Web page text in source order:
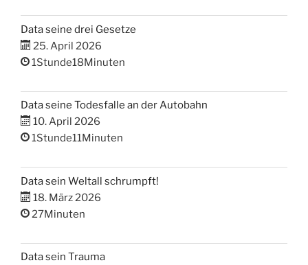
Data seine drei Gesetze
25. April 2026
1Stunde18Minuten
Data seine Todesfalle an der Autobahn
10. April 2026
1Stunde11Minuten
Data sein Weltall schrumpft!
18. März 2026
27Minuten
Data sein Trauma